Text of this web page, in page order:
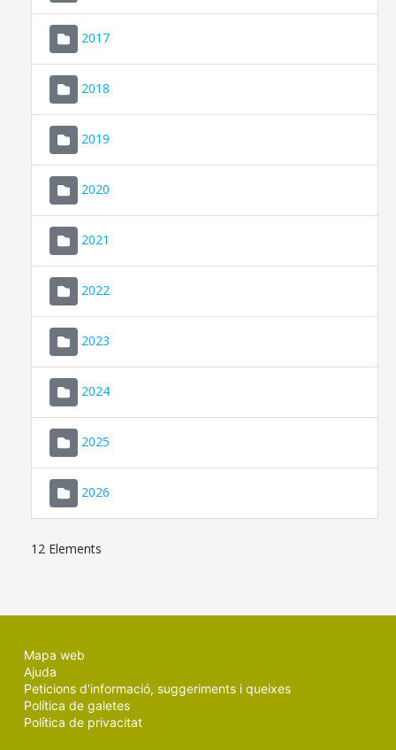
2017
2018
2019
2020
2021
2022
2023
2024
2025
2026
12 Elements
Mapa web
Ajuda
Peticions d'informació, suggeriments i queixes
Política de galetes
Política de privacitat